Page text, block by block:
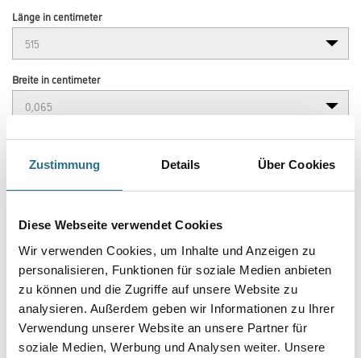
Zustimmung Details Über Cookies
Diese Webseite verwendet Cookies
Wir verwenden Cookies, um Inhalte und Anzeigen zu
personalisieren, Funktionen für soziale Medien anbieten
zu können und die Zugriffe auf unsere Website zu
analysieren. Außerdem geben wir Informationen zu Ihrer
Verwendung unserer Website an unsere Partner für
soziale Medien, Werbung und Analysen weiter. Unsere
Länge in centimeter
Breite in centimeter
Gebinde
Umrechnungsfaktoren